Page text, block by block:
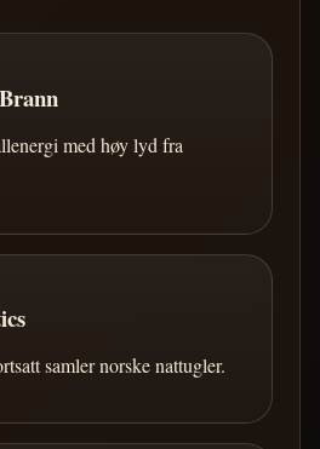
med høy lyd fra
samler norske nattugler.